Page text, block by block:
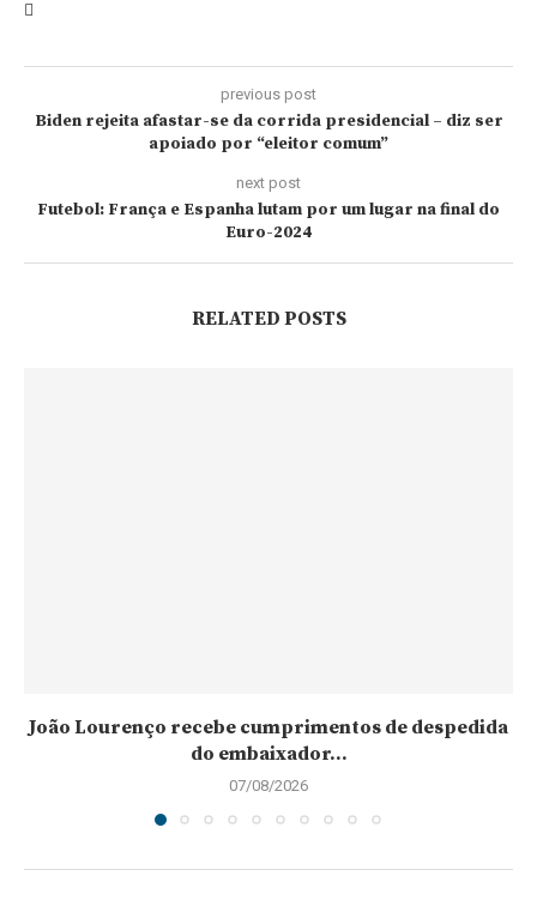
previous post
Biden rejeita afastar-se da corrida presidencial – diz ser
apoiado por “eleitor comum”
next post
Futebol: França e Espanha lutam por um lugar na final do
Euro-2024
RELATED POSTS
João Lourenço recebe cumprimentos de despedida
do embaixador...
07/08/2026